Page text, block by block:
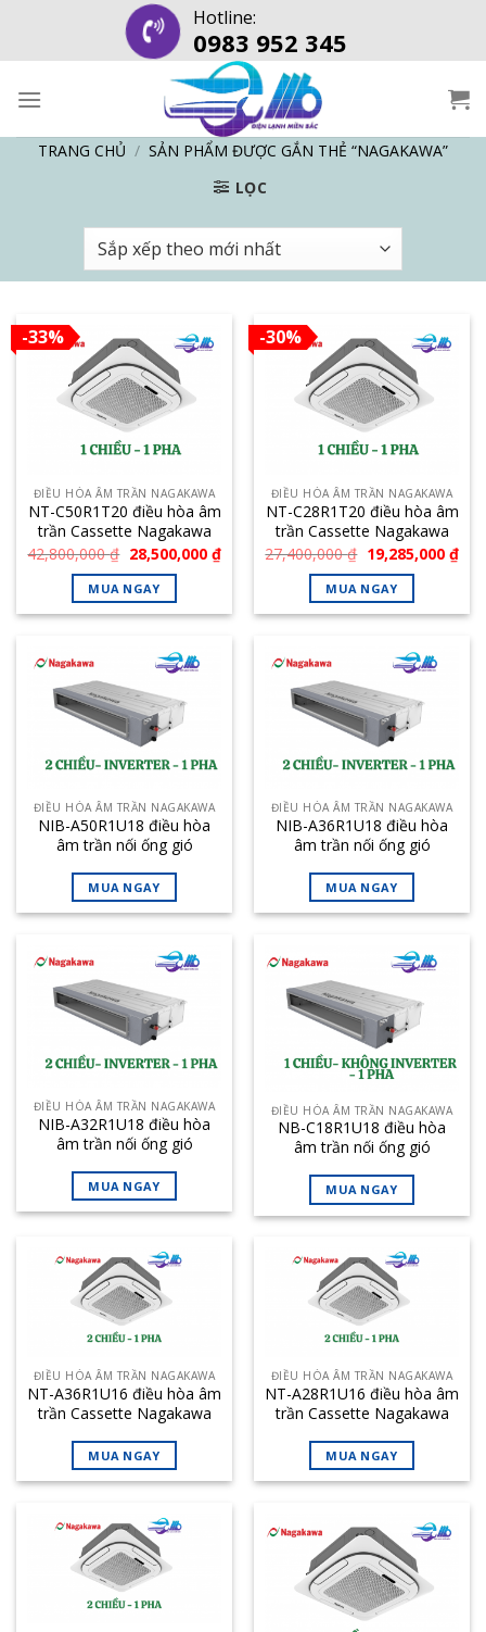
content
Hotline:
0983 952 345
TRANG CHỦ / SẢN PHẨM ĐƯỢC GẮN THẺ “NAGAKAWA”
LỌC
-33%
ĐIỀU HÒA ÂM TRẦN NAGAKAWA
NT-C50R1T20 điều hòa âm
trần Cassette Nagakawa
50000BTU 1 chiều
42,800,000₫ Giá
gốc
là:
42,800,000 ₫.
28,500,000 ₫Giá
hiện
28,500,000 ₫.
MUA NGAY
-30%
ĐIỀU HÒA ÂM TRẦN NAGAKAWA
NT-C28R1T20 điều hòa âm
trần Cassette Nagakawa
28000BTU 1 chiều
27,400,000₫ Giá
gốc
là:
27,400,000 ₫.
19,285,000 ₫Giá
hiện
MUA NGAY
ĐIỀU HÒA ÂM TRẦN NAGAKAWA
NIB-A50R1U18 điều hòa
âm trần nối ống gió
chiều inverter
MUA NGAY
ĐIỀU HÒA ÂM TRẦN NAGAKAWA
NIB-A36R1U18 điều hòa
âm trần nối ống gió
chiều inverter
MUA NGAY
ĐIỀU HÒA ÂM TRẦN NAGAKAWA
NIB-A32R1U18 điều hòa
âm trần nối ống gió
chiều inverter
MUA NGAY
ĐIỀU HÒA ÂM TRẦN NAGAKAWA
NB-C18R1U18 điều hòa
âm trần nối ống gió
chiều
MUA NGAY
ĐIỀU HÒA ÂM TRẦN NAGAKAWA
NT-A36R1U16 điều hòa âm
trần Cassette Nagakawa
MUA NGAY
ĐIỀU HÒA ÂM TRẦN NAGAKAWA
NT-A28R1U16 điều hòa âm
trần Cassette Nagakawa
MUA NGAY